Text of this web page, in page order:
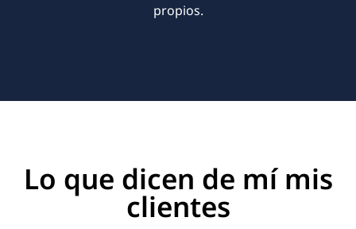
propios.
Lo que dicen de mí mis
clientes